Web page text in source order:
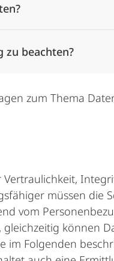
zu beachten?
zum Thema
müssen die
vom
können
Folgenden